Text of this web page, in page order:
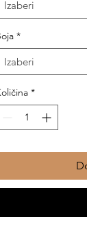
Izaberi
*
Izaberi
*